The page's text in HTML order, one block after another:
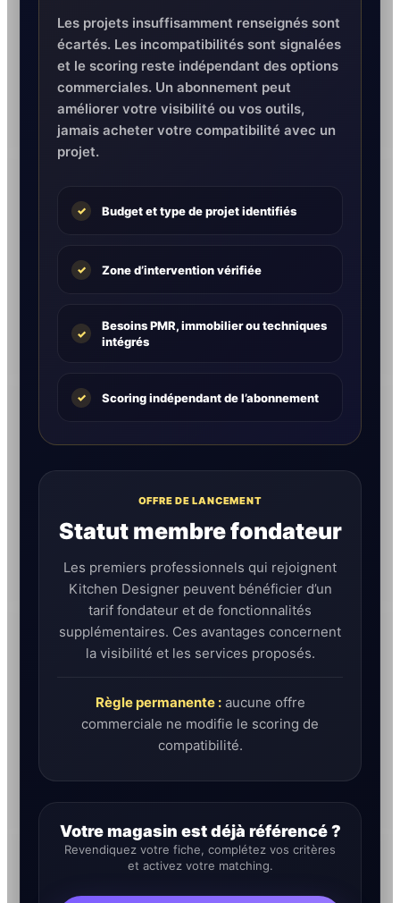
Les projets insuffisamment renseignés sont
écartés. Les incompatibilités sont signalées
et le scoring reste indépendant des options
commerciales. Un abonnement peut
améliorer votre visibilité ou vos outils,
jamais acheter votre compatibilité avec un
projet.
✓ Budget et type de projet identifiés
✓ Zone d’intervention vérifiée
✓
Besoins PMR, immobilier ou techniques
intégrés
✓ Scoring indépendant de l’abonnement
OFFRE DE LANCEMENT
Statut membre fondateur
Les premiers professionnels qui rejoignent
Kitchen Designer peuvent bénéficier d’un
tarif fondateur et de fonctionnalités
supplémentaires. Ces avantages concernent
la visibilité et les services proposés.
Règle permanente :aucune offre
commerciale ne modifie le scoring de
compatibilité.
Votre magasin est déjà référencé ?
Revendiquez votre fiche, complétez vos critères
et activez votre matching.